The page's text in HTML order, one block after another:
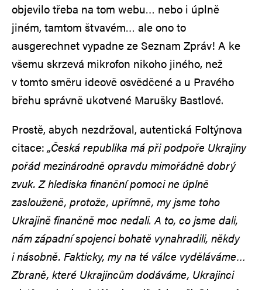
objevilo třeba na tom webu… nebo i úplně
jiném, tamtom štvavém… ale ono to
ausgerechnet vypadne ze Seznam Zpráv! A ke
všemu skrzevá mikrofon nikoho jiného, než
v tomto směru ideově osvědčené a u Pravého
břehu správně ukotvené Marušky Bastlové.
Prostě, abych nezdržoval, autentická Foltýnova
citace:„Česká republika má při podpoře Ukrajiny
pořád mezinárodně opravdu mimořádně dobrý
zvuk. Z hlediska finanční pomoci ne úplně
zaslouženě, protože, upřímně, my jsme toho
Ukrajině finančně moc nedali. A to, co jsme dali,
nám západní spojenci bohatě vynahradili, někdy
i násobně. Fakticky, my na té válce vyděláváme…
Zbraně, které Ukrajincům dodáváme, Ukrajinci